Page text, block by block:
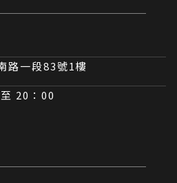
路一段83號1樓
20：00